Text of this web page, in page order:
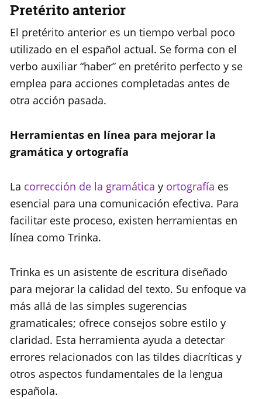
Pretérito anterior
El pretérito anterior es un tiempo verbal poco
utilizado en el español actual. Se forma con el
verbo auxiliar “haber” en pretérito perfecto y se
emplea para acciones completadas antes de
otra acción pasada.
Herramientas en línea para mejorar la
gramática y ortografía
La corrección de la gramática y ortografía es
esencial para una comunicación efectiva. Para
facilitar este proceso, existen herramientas en
línea como Trinka.
Trinka es un asistente de escritura diseñado
para mejorar la calidad del texto. Su enfoque va
más allá de las simples sugerencias
gramaticales; ofrece consejos sobre estilo y
claridad. Esta herramienta ayuda a detectar
errores relacionados con las tildes diacríticas y
otros aspectos fundamentales de la lengua
española.